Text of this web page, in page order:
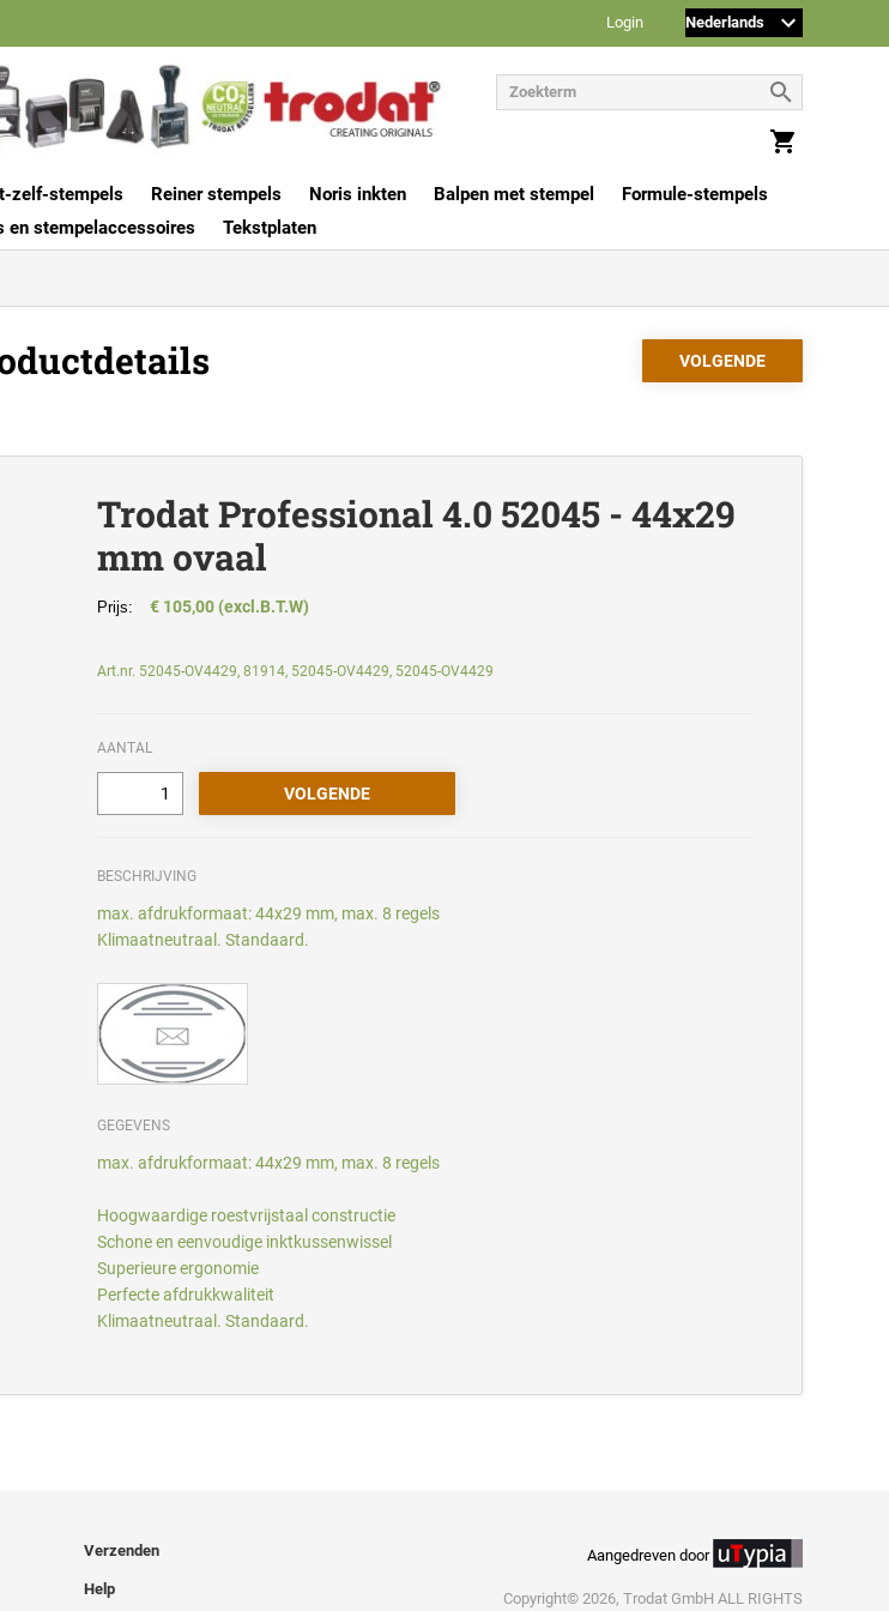
Login
zelf-stempels Reiner stempels Noris inkten Balpen met stempel
Formule-stempels
en stempelaccessoires
Tekstplaten
Trodat Professional 4.0 52045 - 44x29
mm ovaal
Prijs: € 105,00 (excl.B.T.W)
Art.nr. 52045-OV4429, 81914, 52045-OV4429, 52045-OV4429
AANTAL
BESCHRIJVING
max. afdrukformaat: 44x29 mm, max. 8 regels
Klimaatneutraal. Standaard.
GEGEVENS
max. afdrukformaat: 44x29 mm, max. 8 regels
Hoogwaardige roestvrijstaal constructie
Schone en eenvoudige inktkussenwissel
Superieure ergonomie
Perfecte afdrukkwaliteit
Klimaatneutraal. Standaard.
Verzenden
Help
Aangedreven door
Copyright© 2026, Trodat GmbH ALL RIGHTS